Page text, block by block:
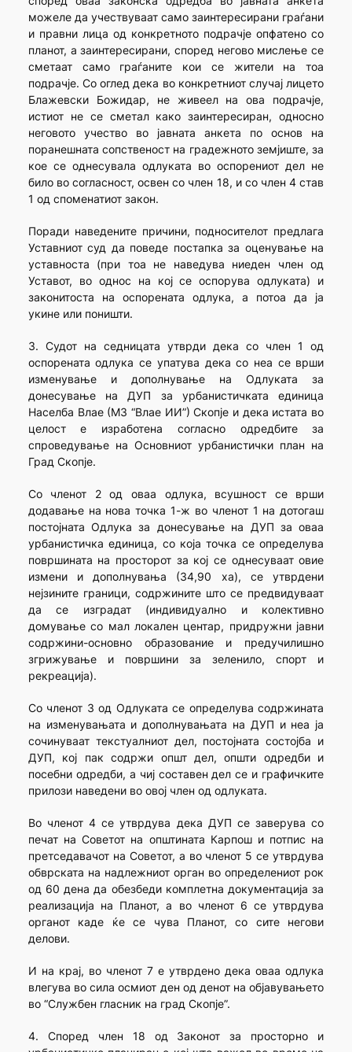
можеле да учествуваат само заинтересирани граѓани
и правни лица од конкретното подрачје опфатено со
планот, а заинтересирани, според негово мислење се
сметаат само граѓаните кои се жители на тоа
подрачје. Со оглед дека во конкретниот случај лицето
Блажевски Божидар, не живеел на ова подрачје,
истиот не се сметал како заинтересиран, односно
неговото учество во јавната анкета по основ на
поранешната сопственост на градежното земјиште, за
кое се однесувала одлуката во оспорениот дел не
било во согласност, освен со член 18, и со член 4 став
1 од споменатиот закон.
Поради наведените причини, подносителот предлага
Уставниот суд да поведе постапка за оценување на
уставноста (при тоа не наведува ниеден член од
Уставот, во однос на кој се оспорува одлуката) и
законитоста на оспорената одлука, а потоа да ја
укине или поништи.
3. Судот на седницата утврди дека со член 1 од
оспорената одлука се упатува дека со неа се врши
изменување и дополнување на Одлуката за
донесување на ДУП за урбанистичката единица
Населба Влае (МЗ “Влае ИИ”) Скопје и дека истата во
целост е изработена согласно одредбите за
спроведување на Основниот урбанистички план на
Град Скопје.
Со членот 2 од оваа одлука, всушност се врши
додавање на нова точка 1-ж во членот 1 на дотогаш
постојната Одлука за донесување на ДУП за оваа
урбанистичка единица, со која точка се определува
површината на просторот за кој се однесуваат овие
измени и дополнувања (34,90 ха), се утврдени
нејзините граници, содржините што се предвидуваат
да се изградат (индивидуално и колективно
домување со мал локален центар, придружни јавни
содржини-основно образование и предучилишно
згрижување и површини за зеленило, спорт и
рекреација).
Со членот 3 од Одлуката се определува содржината
на изменувањата и дополнувањата на ДУП и неа ја
сочинуваат текстуалниот дел, постојната состојба и
ДУП, кој пак содржи општ дел, општи одредби и
посебни одредби, а чиј составен дел се и графичките
прилози наведени во овој член од одлуката.
Во членот 4 се утврдува дека ДУП се заверува со
печат на Советот на општината Карпош и потпис на
претседавачот на Советот, а во членот 5 се утврдува
обврската на надлежниот орган во определениот рок
од 60 дена да обезбеди комплетна документација за
реализација на Планот, а во членот 6 се утврдува
органот каде ќе се чува Планот, со сите негови
делови.
И на крај, во членот 7 е утврдено дека оваа одлука
влегува во сила осмиот ден од денот на објавувањето
во “Службен гласник на град Скопје”.
4. Според член 18 од Законот за просторно и